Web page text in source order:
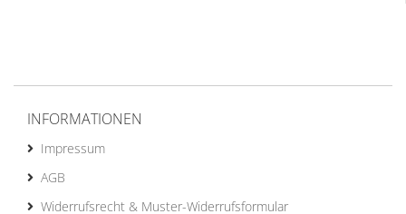
INFORMATIONEN
Impressum
AGB
Widerrufsrecht & Muster-Widerrufsformular